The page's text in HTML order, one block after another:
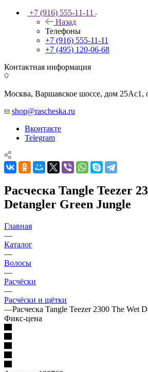
+7 (916) 555-11-11
Назад
Телефоны
+7 (916) 555-11-11
+7 (495) 120-06-68
Контактная информация
Москва, Варшавское шоссе, дом 25Аc1,
shop@rascheska.ru
Вконтакте
Telegram
Расческа Tangle Teezer
Detangler Green Jungle
Главная
—
Каталог
—
Волосы
—
Расчёски
—
Расчёски и щётки
—Расческа Tangle Teezer 2300 The Wet
Фикс-цена